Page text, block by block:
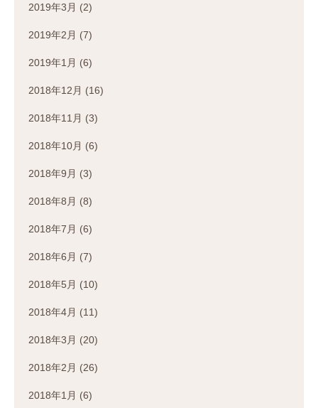
2019年3月 (2)
2019年2月 (7)
2019年1月 (6)
2018年12月 (16)
2018年11月 (3)
2018年10月 (6)
2018年9月 (3)
2018年8月 (8)
2018年7月 (6)
2018年6月 (7)
2018年5月 (10)
2018年4月 (11)
2018年3月 (20)
2018年2月 (26)
2018年1月 (6)